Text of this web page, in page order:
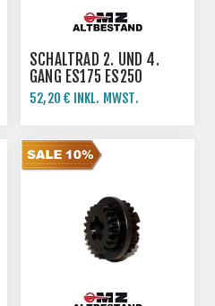
SCHALTRAD 2. UND 4.
GANG ES175 ES250
TS250
52,20 € INKL. MWST.